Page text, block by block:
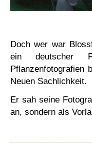
Doch wer war
ein deutscher
Pflanzenfotografien
Neuen Sachlichkeit.
Er sah seine
an, sondern als